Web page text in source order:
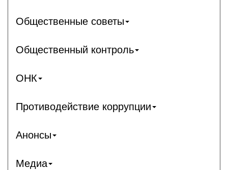
Общественные советы
Общественный контроль
ОНК
Противодействие коррупции
Анонсы
Медиа